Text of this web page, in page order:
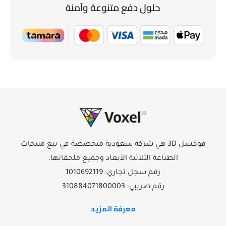
حلول دفع متنوعة وآمنة
فوكسل 3D هي شركة سعودية متخصصة في بيع منتجات
الطباعة الثلاثية الأبعاد وجميع ملحقاتها.
رقم سجل تجاري: 1010692119
رقم ضريبي: 310884071800003
معرفة المزيد